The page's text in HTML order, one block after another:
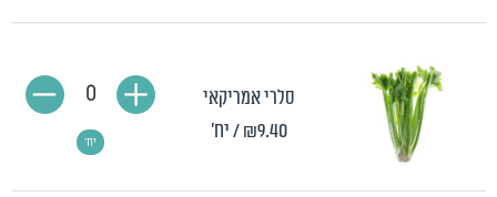
סלרי אמריקאי
₪9.40 / יח' יח'
0